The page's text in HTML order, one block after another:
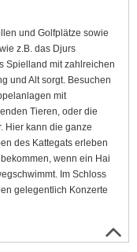
und Golfplätze sowie
z.B. das Djurs
Spielland mit zahlreichen
und Alt sorgt. Besuchen
mit
Tieren, oder die
Hier kann die ganze
des Kattegats erleben
wenn ein Hai
Im Schloss
gelegentlich Konzerte